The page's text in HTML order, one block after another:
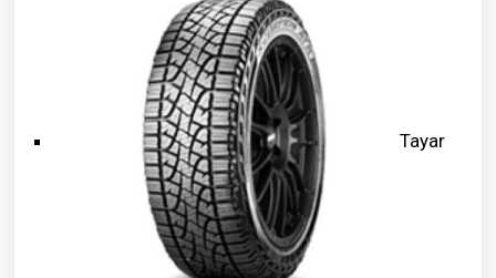
Tayar